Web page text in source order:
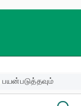
பயன்படுத்தவும்